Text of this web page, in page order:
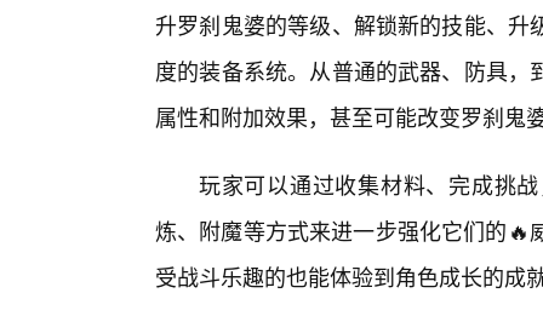
升罗刹鬼婆的等级、解锁新的技能、
度的装备系统。从普通的武器、防具
属性和附加效果，甚至可能改变罗刹鬼
玩家可以通过收集材料、完成挑
炼、附魔等方式来进一步强化它们的
受战斗乐趣的也能体验到角色成长的成